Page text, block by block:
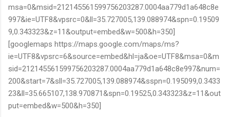
msa=0&msid=212145561599756203287.0004aa779d1a648c8e
997&ie=UTF8&vpsrc=0&ll=35.727005,139.088974&spn=0.19509
9,0.343323&z=11&output=embed&w=500&h=350]
[googlemaps https://maps.google.com/maps/ms?
ie=UTF8&vpsrc=6&source=embed&hl=ja&oe=UTF8&msa=0&m
sid=212145561599756203287.0004aa779d1a648c8e997&num=
200&start=7&sll=35.727005,139.088974&sspn=0.195099,0.3433
23&ll=35.665107,138.970871&spn=0.19525,0.343323&z=11&out
put=embed&w=500&h=350]